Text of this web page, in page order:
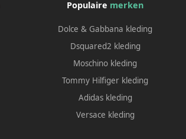
Populaire merken
Dolce & Gabbana kleding
Dsquared2 kleding
Moschino kleding
Tommy Hilfiger kleding
Adidas kleding
Versace kleding